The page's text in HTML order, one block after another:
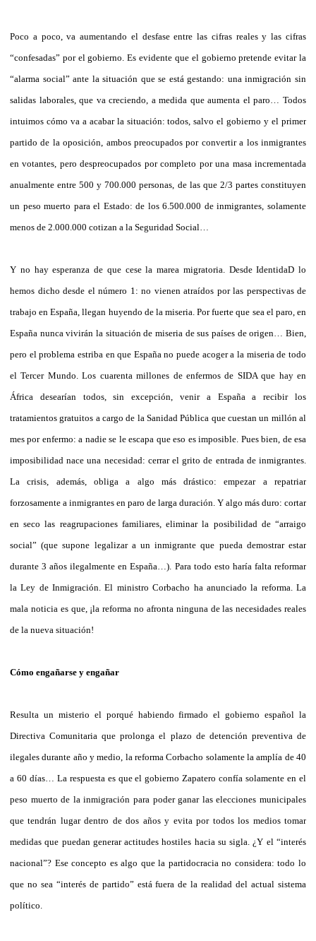
Poco a poco, va aumentando el desfase entre las cifras reales y las cifras
“confesadas” por el gobierno. Es evidente que el gobierno pretende evitar la
“alarma social” ante la situación que se está gestando: una inmigración sin
salidas laborales, que va creciendo, a medida que aumenta el paro… Todos
intuimos cómo va a acabar la situación: todos, salvo el gobierno y el primer
partido de la oposición, ambos preocupados por convertir a los inmigrantes
en votantes, pero despreocupados por completo por una masa incrementada
anualmente entre 500 y 700.000 personas, de las que 2/3 partes constituyen
un peso muerto para el Estado: de los 6.500.000 de inmigrantes, solamente
menos de 2.000.000 cotizan a la Seguridad Social…
Y no hay esperanza de que cese la marea migratoria. Desde IdentidaD lo
hemos dicho desde el número 1: no vienen atraídos por las perspectivas de
trabajo en España, llegan huyendo de la miseria. Por fuerte que sea el paro, en
España nunca vivirán la situación de miseria de sus países de origen… Bien,
pero el problema estriba en que España no puede acoger a la miseria de todo
el Tercer Mundo. Los cuarenta millones de enfermos de SIDA que hay en
África desearían todos, sin excepción, venir a España a recibir los
tratamientos gratuitos a cargo de la Sanidad Pública que cuestan un millón al
mes por enfermo: a nadie se le escapa que eso es imposible. Pues bien, de esa
imposibilidad nace una necesidad: cerrar el grito de entrada de inmigrantes.
La crisis, además, obliga a algo más drástico: empezar a repatriar
forzosamente a inmigrantes en paro de larga duración. Y algo más duro: cortar
en seco las reagrupaciones familiares, eliminar la posibilidad de “arraigo
social” (que supone legalizar a un inmigrante que pueda demostrar estar
durante 3 años ilegalmente en España…). Para todo esto haría falta reformar
la Ley de Inmigración. El ministro Corbacho ha anunciado la reforma. La
mala noticia es que, ¡la reforma no afronta ninguna de las necesidades reales
de la nueva situación!
Cómo engañarse y engañar
Resulta un misterio el porqué habiendo firmado el gobierno español la
Directiva Comunitaria que prolonga el plazo de detención preventiva de
ilegales durante año y medio, la reforma Corbacho solamente la amplía de 40
a 60 días… La respuesta es que el gobierno Zapatero confía solamente en el
peso muerto de la inmigración para poder ganar las elecciones municipales
que tendrán lugar dentro de dos años y evita por todos los medios tomar
medidas que puedan generar actitudes hostiles hacia su sigla. ¿Y el “interés
nacional”? Ese concepto es algo que la partidocracia no considera: todo lo
que no sea “interés de partido” está fuera de la realidad del actual sistema
político.